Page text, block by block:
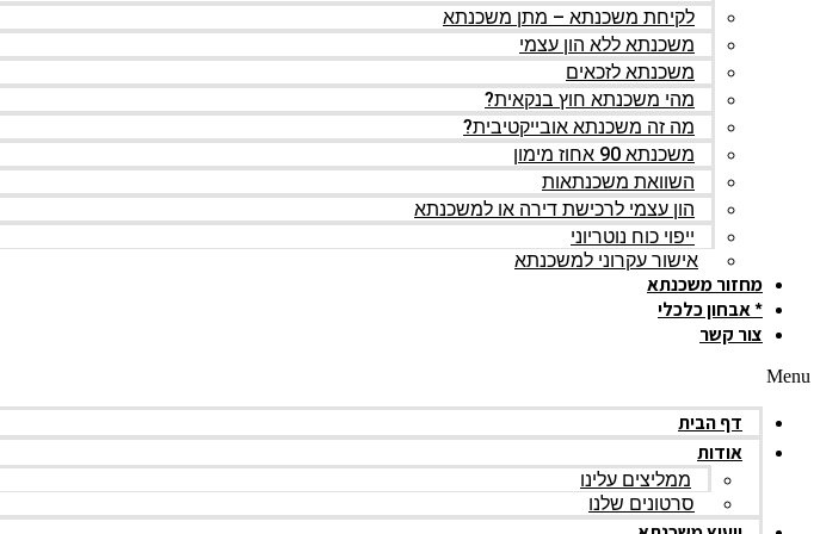
לקיחת משכנתא – מתן משכנתא
משכנתא ללא הון עצמי
משכנתא לזכאים
מהי משכנתא חוץ בנקאית?
מה זה משכנתא אובייקטיבית?
משכנתא 90 אחוז מימון
השוואת משכנתאות
הון עצמי לרכישת דירה או למשכנתא
ייפוי כוח נוטריוני
אישור עקרוני למשכנתא
מחזור משכנתא
* אבחון כלכלי
צור קשר
Menu
דף הבית
אודות
ממליצים עלינו
סרטונים שלנו